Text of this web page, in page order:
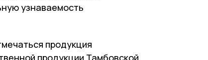
узнаваемость
продукция
продукции Тамбовской